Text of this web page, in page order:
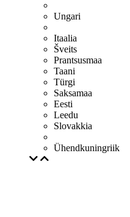
Ungari
Itaalia
Šveits
Prantsusmaa
Taani
Türgi
Saksamaa
Eesti
Leedu
Slovakkia
Ühendkuningriik